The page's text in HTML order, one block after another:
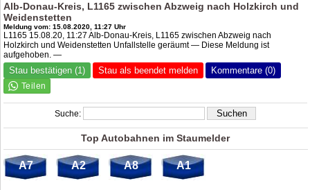
Alb-Donau-Kreis, L1165 zwischen Abzweig nach Holzkirch und
Weidenstetten
Meldung vom: 15.08.2020, 11:27 Uhr
L1165 15.08.20, 11:27 Alb-Donau-Kreis, L1165 zwischen Abzweig nach
Holzkirch und Weidenstetten Unfallstelle geräumt — Diese Meldung ist
aufgehoben. —
Stau bestätigen (1) Stau als beendet melden Kommentare (0)
Suche:
Top Autobahnen im Staumelder
A7 A2 A8 A1